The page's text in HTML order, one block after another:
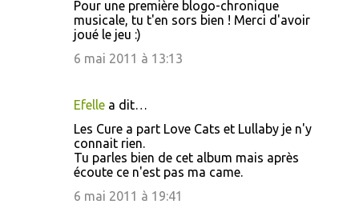
Pour une première blogo-chronique
musicale, tu t'en sors bien ! Merci d'avoir
joué le jeu :)
6 mai 2011 à 13:13
Efelle a dit…
Les Cure a part Love Cats et Lullaby je n'y
connait rien.
Tu parles bien de cet album mais après
écoute ce n'est pas ma came.
6 mai 2011 à 19:41